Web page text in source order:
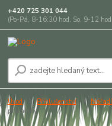
+420 725 301 044
(Po-Pá, 8-16:30 hod. So, 9-12
Úvod Příslušenství
průměrky